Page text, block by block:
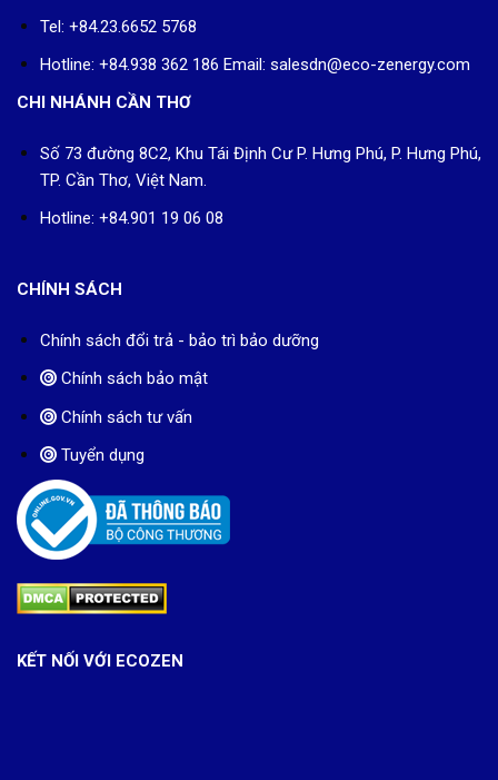
Tel: +84.23.6652 5768
Hotline: +84.938 362 186 Email: salesdn@eco-zenergy.com
CHI NHÁNH CẦN THƠ
Số 73 đường 8C2, Khu Tái Định Cư P. Hưng Phú, P. Hưng Phú,
TP. Cần Thơ, Việt Nam.
Hotline: +84.901 19 06 08
CHÍNH SÁCH
Chính sách đổi trả - bảo trì bảo dưỡng
Chính sách bảo mật
Chính sách tư vấn
Tuyển dụng
KẾT NỐI VỚI ECOZEN